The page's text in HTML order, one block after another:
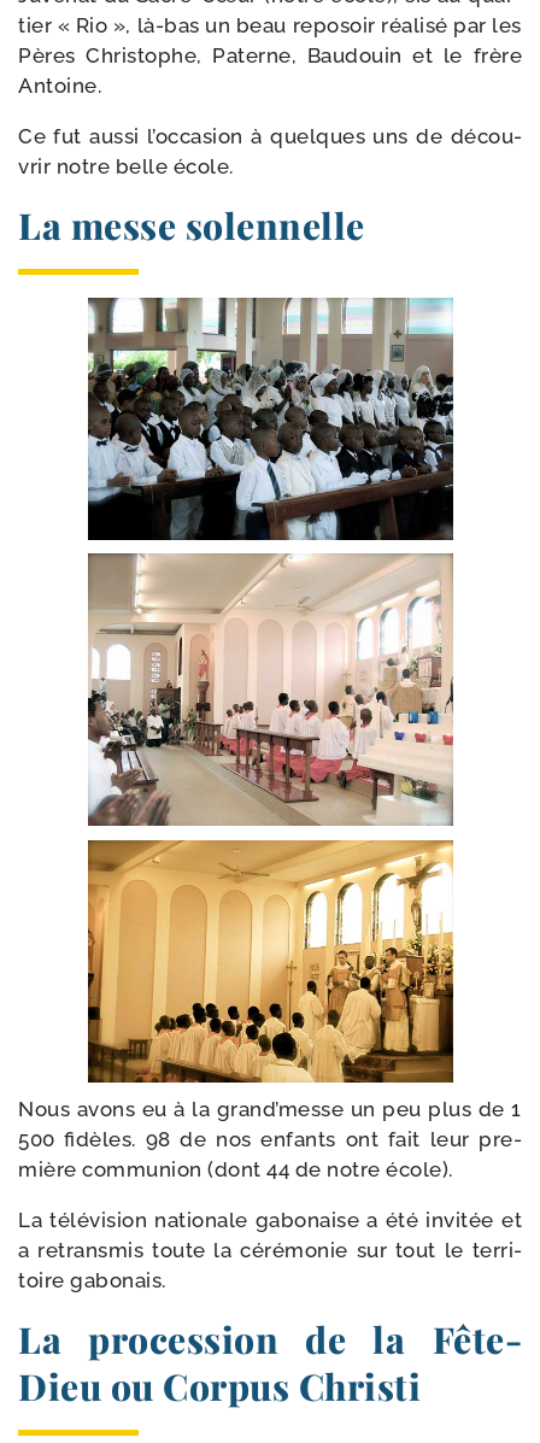
tier « Rio », là-​bas un beau repo­soir réa­li­sé par les
Pères Christophe, Paterne, Baudouin et le frère
Antoine.
Ce fut aus­si l’occasion à quelques uns de décou­
vrir notre belle école.
La messe solennelle
Nous avons eu à la grand’messe un peu plus de 1
500 fidèles. 98 de nos enfants ont fait leur pre­
mière com­mu­nion (dont 44 de notre école).
La télé­vi­sion natio­nale gabo­naise a été invi­tée et
a retrans­mis toute la céré­mo­nie sur tout le ter­ri­
toire gabonais.
La procession de la Fête-​
Dieu ou Corpus Christi